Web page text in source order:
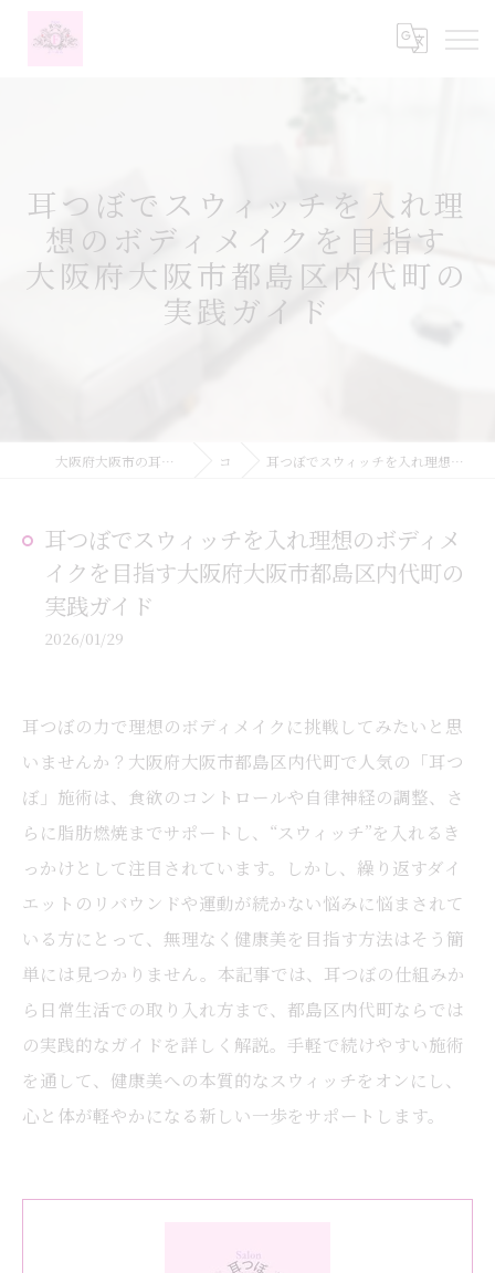
耳つぼでスウィッチを入れ理
想のボディメイクを目指す
大阪府大阪市都島区内代町の
実践ガイド
大阪府大阪市の耳つぼなら耳つぼダイエットサロンふーみん コラム 耳つぼでスウィッチを入れ理想のボディメイクを目指す大阪府大阪市都島区内代町の実践ガイド
耳つぼでスウィッチを入れ理想のボディメ
イクを目指す大阪府大阪市都島区内代町の
実践ガイド
2026/01/29
耳つぼの力で理想のボディメイクに挑戦してみたいと思
いませんか？大阪府大阪市都島区内代町で人気の「耳つ
ぼ」施術は、食欲のコントロールや自律神経の調整、さ
らに脂肪燃焼までサポートし、“スウィッチ”を入れるき
っかけとして注目されています。しかし、繰り返すダイ
エットのリバウンドや運動が続かない悩みに悩まされて
いる方にとって、無理なく健康美を目指す方法はそう簡
単には見つかりません。本記事では、耳つぼの仕組みか
ら日常生活での取り入れ方まで、都島区内代町ならでは
の実践的なガイドを詳しく解説。手軽で続けやすい施術
を通して、健康美への本質的なスウィッチをオンにし、
心と体が軽やかになる新しい一歩をサポートします。